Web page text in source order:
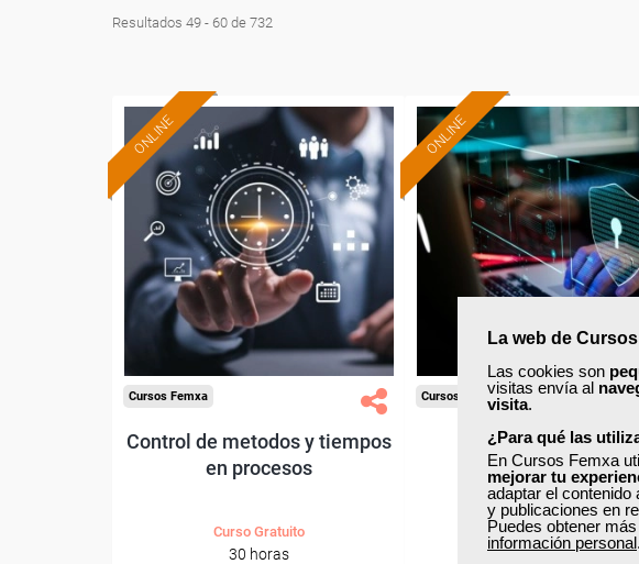
La web de
Las cookies son
visitas envía al
visita.
¿Para qué las
En Cursos Femxa
mejorar tu
adaptar el
y publicaciones en
Puedes obtener
información personal.
Resultados 49 - 60 de 732
ONLINE
Formación 100%
subvencionada.
Para desempleados,
trabajadores y autónomos.
Sector
-Administración.
Cursos Femxa
Control de metodos y tiempos
en procesos
Curso Gratuito
30 horas
ONLINE
Formación 100%
subvencionada.
Para desempleados,
trabajadores y autónomos.
Sector
Cursos Femxa
Ciberseguridad en
teletrabajo
Curso Gratuito
15 horas